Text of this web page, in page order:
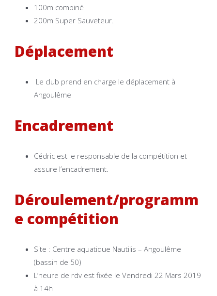
100m combiné
200m Super Sauveteur.
Déplacement
Le club prend en charge le déplacement à
Angoulême
Encadrement
Cédric est le responsable de la compétition et
assure l’encadrement.
Déroulement/programm
e compétition
Site : Centre aquatique Nautilis – Angoulême
(bassin de 50)
L’heure de rdv est fixée le Vendredi 22 Mars 2019
à 14h